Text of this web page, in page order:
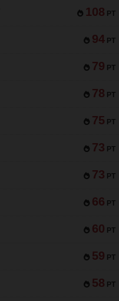
108 PT
94 PT
79 PT
78 PT
75 PT
73 PT
73 PT
66 PT
60 PT
59 PT
58 PT